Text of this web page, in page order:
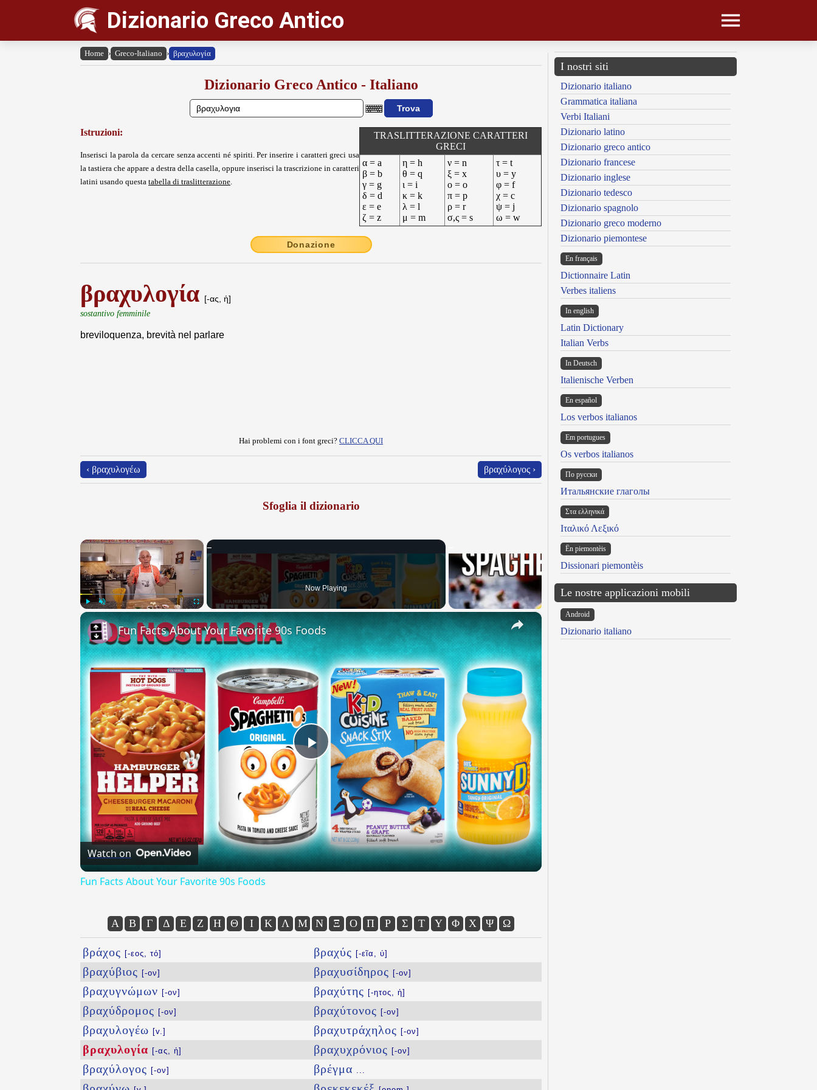
Dizionario Greco Antico
Home › Greco-Italiano › βραχυλογία
Dizionario Greco Antico - Italiano
Istruzioni:
Inserisci la parola da cercare senza accenti né spiriti. Per inserire i caratteri greci usa
la tastiera che appare a destra della casella, oppure inserisci la trascrizione in caratteri
latini usando questa tabella di traslitterazione.
TRASLITTERAZIONE CARATTERI
GRECI
α = a
β = b
γ = g
δ = d
ε = e
ζ = z
η = h
θ = q
ι = i
κ = k
λ = l
μ = m
ν = n
ξ = x
ο = o
π = p
ρ = r
σ,ς = s
τ = t
υ = y
φ = f
χ = c
ψ = j
ω = w
Donazione
βραχυλογία [-ας, ἡ]
sostantivo femminile
breviloquenza, brevità nel parlare
Hai problemi con i font greci? CLICCA QUI
‹ βραχυλογέω βραχύλογος ›
Sfoglia il dizionario
×
Now Playing
×
Play
Video
Fun Facts About Your Favorite 90s Foods
Watch on
Fun Facts About Your Favorite 90s Foods
Α Β Γ Δ Ε Ζ Η Θ Ι Κ Λ Μ Ν Ξ Ο Π Ρ Σ Τ Υ Φ Χ Ψ Ω
βράχος [-εος, τό]
βραχύβιος [-ον]
βραχυγνώμων [-ον]
βραχύδρομος [-ον]
βραχυλογέω [v.]
βραχυλογία [-ας, ἡ]
βραχύλογος [-ον]
βραχύς [-εῖα, ύ]
βραχυσίδηρος [-ον]
βραχύτης [-ητος, ἡ]
βραχύτονος [-ον]
βραχυτράχηλος [-ον]
βραχυχρόνιος [-ον]
βρέγμα
I nostri siti
Dizionario italiano
Grammatica italiana
Verbi Italiani
Dizionario latino
Dizionario greco antico
Dizionario francese
Dizionario inglese
Dizionario tedesco
Dizionario spagnolo
Dizionario greco moderno
Dizionario piemontese
En français
Dictionnaire Latin
Verbes italiens
In english
Latin Dictionary
Italian Verbs
In Deutsch
Italienische Verben
En español
Los verbos italianos
Em portugues
Os verbos italianos
По русски
Итальянские глаголы
Στα ελληνικά
Ιταλικό Λεξικό
Ën piemontèis
Dissionari piemontèis
Le nostre applicazioni mobili
Android
Dizionario italiano